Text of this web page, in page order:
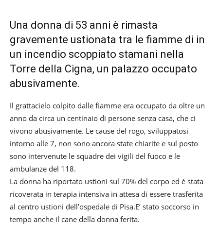
Una donna di 53 anni è rimasta
gravemente ustionata tra le fiamme di in
un incendio scoppiato stamani nella
Torre della Cigna, un palazzo occupato
abusivamente.
Il grattacielo colpito dalle fiamme era occupato da oltre un
anno da circa un centinaio di persone senza casa, che ci
vivono abusivamente. Le cause del rogo, sviluppatosi
intorno alle 7, non sono ancora state chiarite e sul posto
sono intervenute le squadre dei vigili del fuoco e le
ambulanze del 118.
La donna ha riportato ustioni sul 70% del corpo ed è stata
ricoverata in terapia intensiva in attesa di essere trasferita
al centro ustioni dell’ospedale di Pisa.E’ stato soccorso in
tempo anche il cane della donna ferita.